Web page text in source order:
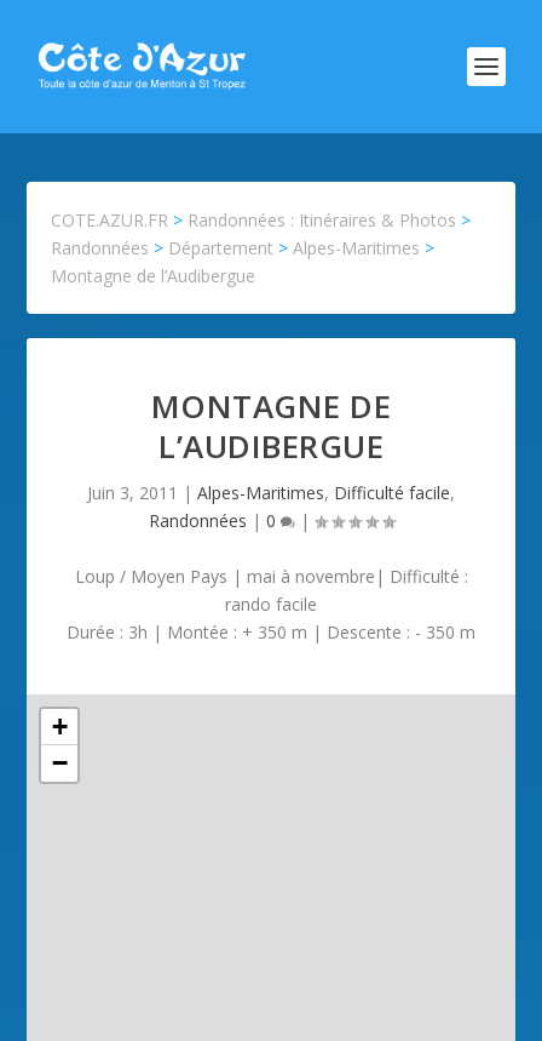
COTE.AZUR.FR > Randonnées : Itinéraires & Photos >
Randonnées > Département >Alpes-Maritimes >
Montagne de l’Audibergue
MONTAGNE DE
L’AUDIBERGUE
Juin 3, 2011 | Alpes-Maritimes, Difficulté facile,
Randonnées | 0 |
Loup / Moyen Pays | mai à novembre| Difficulté :
rando facile
Durée : 3h | Montée : + 350 m | Descente : - 350 m
+
−